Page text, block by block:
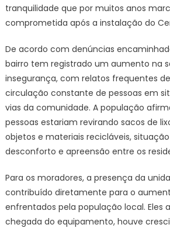
tranquilidade que por muitos anos
comprometida após a instalação do
De acordo com denúncias
bairro tem registrado um aumento na
insegurança, com relatos frequentes
circulação constante de pessoas em
vias da comunidade. A população
pessoas estariam revirando sacos de
objetos e materiais recicláveis,
desconforto e apreensão entre os
Para os moradores, a presença da
contribuído diretamente para o
enfrentados pela população local. Eles
chegada do equipamento, houve